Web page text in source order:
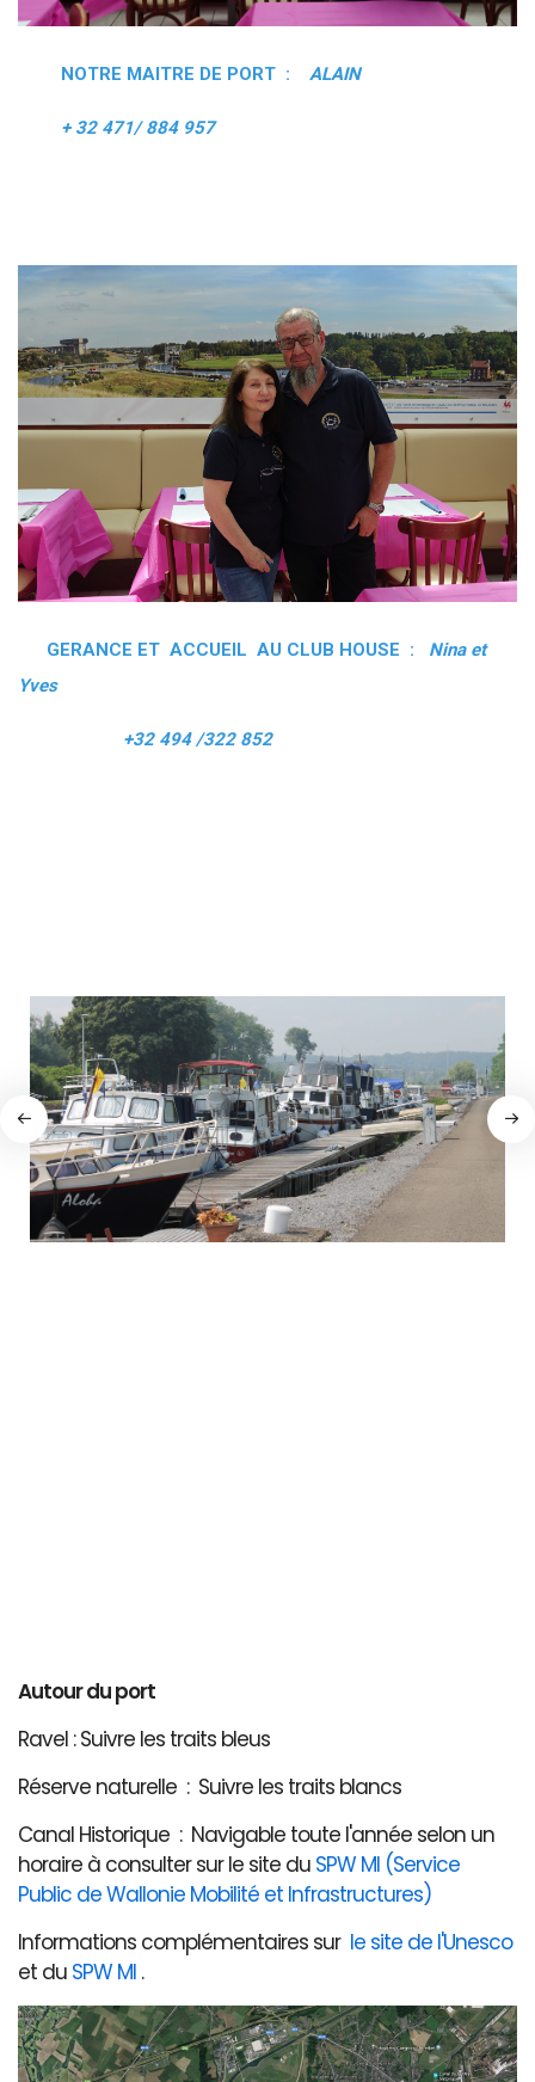
NOTRE MAITRE DE PORT : ALAIN
+ 32 471/ 884 957
GERANCE ET ACCUEIL AU CLUB HOUSE :
Nina et
Yves
+32 494 /322 852
Autour du port
Ravel : Suivre les traits bleus
Réserve naturelle : Suivre les traits blancs
Canal Historique : Navigable toute l'année selon un
horaire à consulter sur le site du SPW MI (Service
Public de Wallonie Mobilité et Infrastructures)
Informations complémentaires sur le site de l'Unesco
et du SPW MI .